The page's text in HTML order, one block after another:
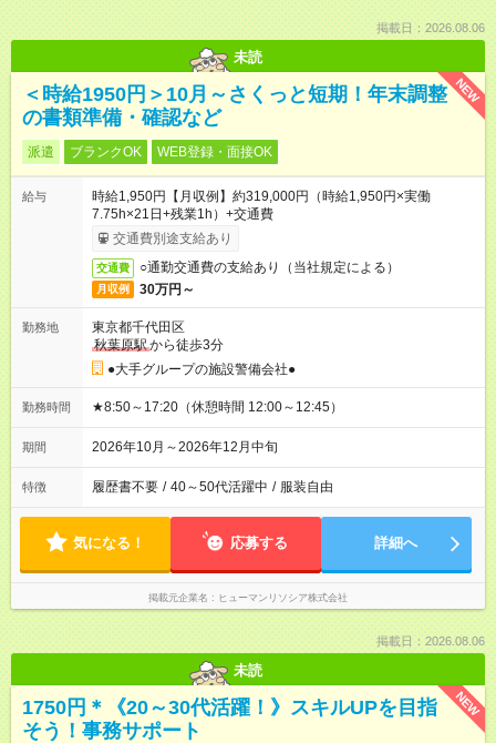
掲載日：2026.08.06
未読
NEW
＜時給1950円＞10月～さくっと短期！年末調整
の書類準備・確認など
派遣 ブランクOK WEB登録・面接OK
給与
時給1,950円【月収例】約319,000円（時給1,950円×実働
7.75h×21日+残業1h）+交通費
交通費別途支給あり
交通費 ○通勤交通費の支給あり（当社規定による）
月収例 30万円～
勤務地
東京都千代田区
秋葉原駅から徒歩3分
●大手グループの施設警備会社●
勤務時間 ★8:50～17:20（休憩時間 12:00～12:45）
期間 2026年10月～2026年12月中旬
特徴 履歴書不要 / 40～50代活躍中 / 服装自由
気になる！ 応募する 詳細へ
掲載元企業名 ヒューマンリソシア株式会社
掲載日：2026.08.06
未読
NEW
1750円＊《20～30代活躍！》スキルUPを目指
そう！事務サポート